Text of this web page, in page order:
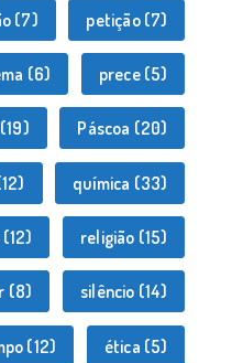
(7) petição(7)
(6) prece(5)
Páscoa (20)
química (33)
(12) religião (15)
(8) silêncio (14)
(12) ética (5)